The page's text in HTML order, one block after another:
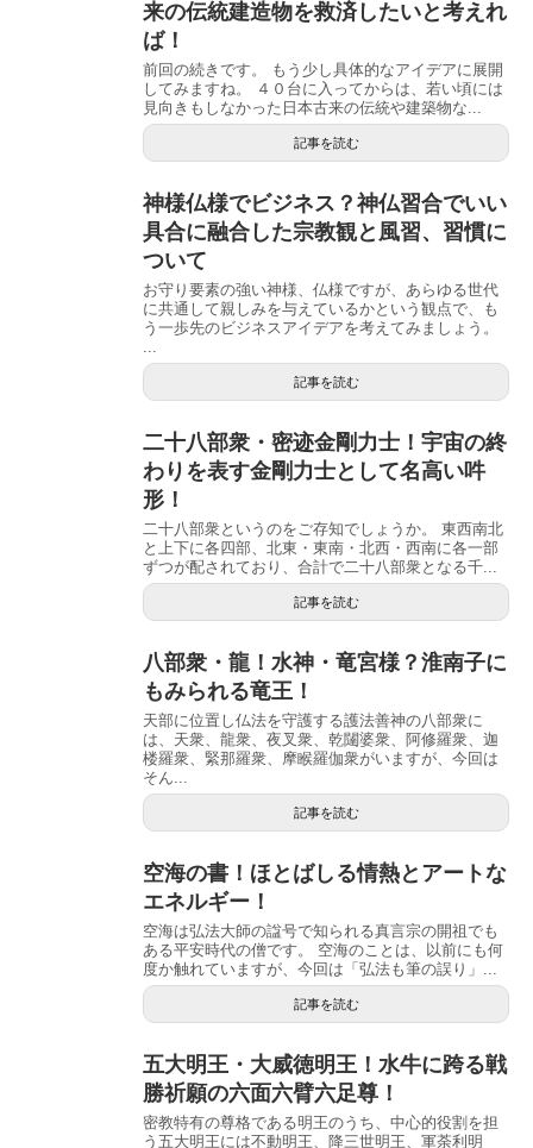
来の伝統建造物を救済したいと考えれ
ば！
前回の続きです。 もう少し具体的なアイデアに展開
してみますね。 ４０台に入ってからは、若い頃には
見向きもしなかった日本古来の伝統や建築物な...
記事を読む
神様仏様でビジネス？神仏習合でいい
具合に融合した宗教観と風習、習慣に
ついて
お守り要素の強い神様、仏様ですが、あらゆる世代
に共通して親しみを与えているかという観点で、も
う一歩先のビジネスアイデアを考えてみましょう。
記事を読む
二十八部衆・密迹金剛力士！宇宙の終
わりを表す金剛力士として名高い吽
形！
二十八部衆というのをご存知でしょうか。 東西南北
と上下に各四部、北東・東南・北西・西南に各一部
ずつが配されており、合計で二十八部衆となる千...
記事を読む
八部衆・龍！水神・竜宮様？淮南子に
もみられる竜王！
天部に位置し仏法を守護する護法善神の八部衆に
は、天衆、龍衆、夜叉衆、乾闥婆衆、阿修羅衆、迦
楼羅衆、緊那羅衆、摩睺羅伽衆がいますが、今回は
そん...
記事を読む
空海の書！ほとばしる情熱とアートな
エネルギー！
空海は弘法大師の諡号で知られる真言宗の開祖でも
ある平安時代の僧です。 空海のことは、以前にも何
度か触れていますが、今回は「弘法も筆の誤り」...
記事を読む
五大明王・大威徳明王！水牛に跨る戦
勝祈願の六面六臂六足尊！
密教特有の尊格である明王のうち、中心的役割を担
う五大明王には不動明王、降三世明王、軍荼利明